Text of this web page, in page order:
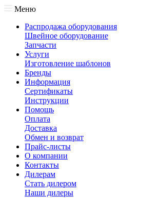
Меню
Распродажа оборудования
Швейное оборудование
Запчасти
Услуги
Изготовление шаблонов
Бренды
Информация
Сертификаты
Инструкции
Помощь
Оплата
Доставка
Обмен и возврат
Прайс-листы
О компании
Контакты
Дилерам
Стать дилером
Наши дилеры